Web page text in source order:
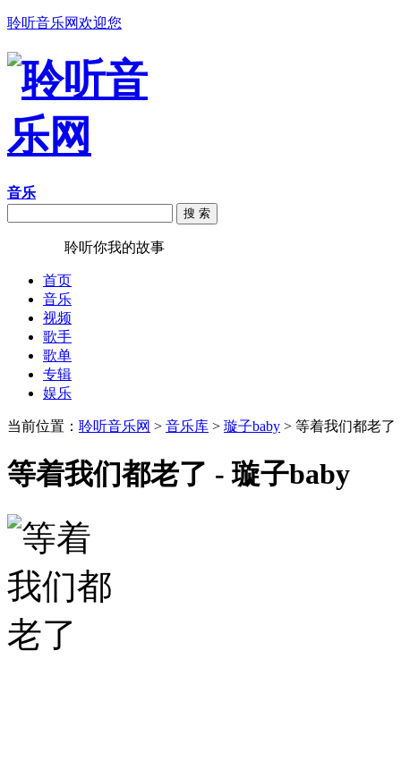
聆听音乐网欢迎您
音乐
搜 索
聆听你我的故事
首页
音乐
视频
歌手
歌单
专辑
娱乐
当前位置： 聆听音乐网 > 音乐库 > 璇子baby > 等着我们都老了
等着我们都老了 - 璇子baby